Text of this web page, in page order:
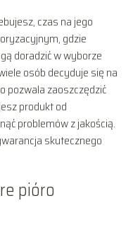
czas na jego
gdzie
doradzić w wyborze
osób decyduje się na
pozwala zaoszczędzić
produkt od
problemów z jakością.
skutecznego
pióro